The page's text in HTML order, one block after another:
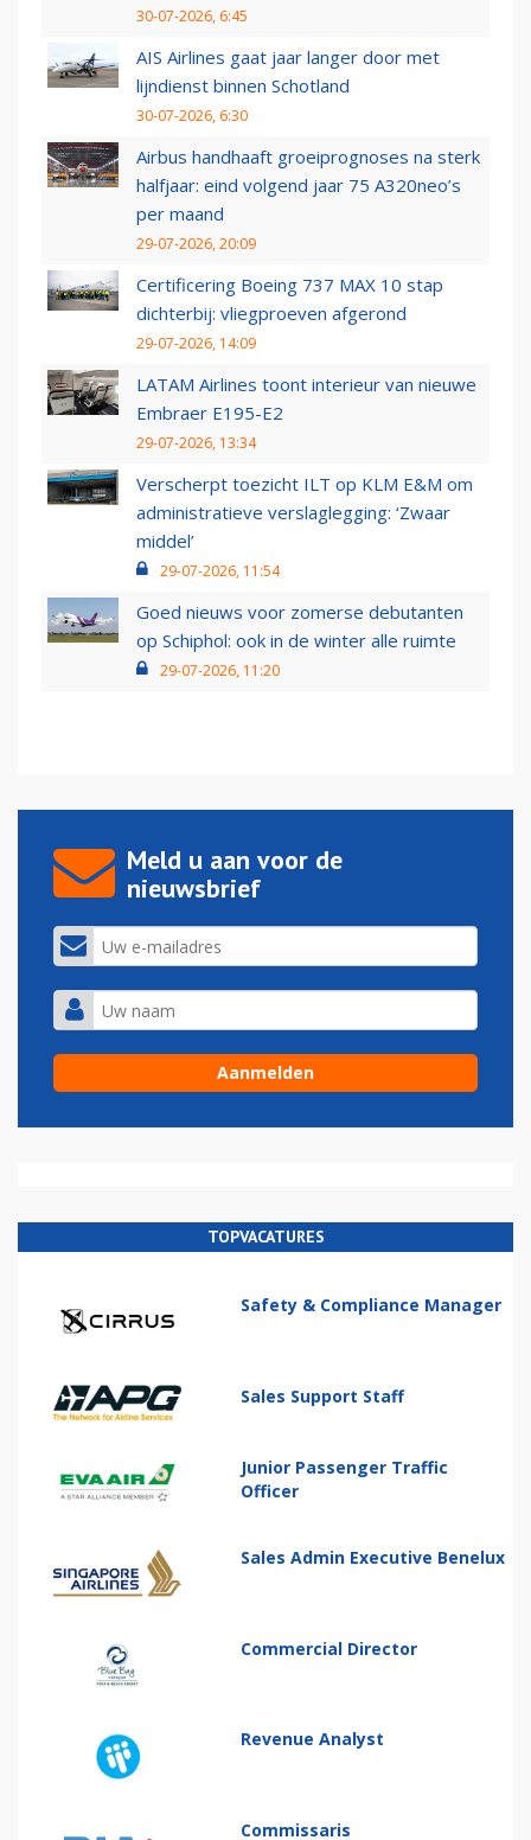
30-07-2026, 6:45
AIS Airlines gaat jaar langer door met
lijndienst binnen Schotland
30-07-2026, 6:30
Airbus handhaaft groeiprognoses na sterk
halfjaar: eind volgend jaar 75 A320neo’s
per maand
29-07-2026, 20:09
Certificering Boeing 737 MAX 10 stap
dichterbij: vliegproeven afgerond
29-07-2026, 14:09
LATAM Airlines toont interieur van nieuwe
Embraer E195-E2
29-07-2026, 13:34
Verscherpt toezicht ILT op KLM E&M om
administratieve verslaglegging: ‘Zwaar
middel’
29-07-2026, 11:54
Goed nieuws voor zomerse debutanten
op Schiphol: ook in de winter alle ruimte
29-07-2026, 11:20
Meld u aan voor de
nieuwsbrief
TOPVACATURES
Safety & Compliance Manager
Sales Support Staff
Junior Passenger Traffic
Officer
Sales Admin Executive Benelux
Commercial Director
Revenue Analyst
Commissaris